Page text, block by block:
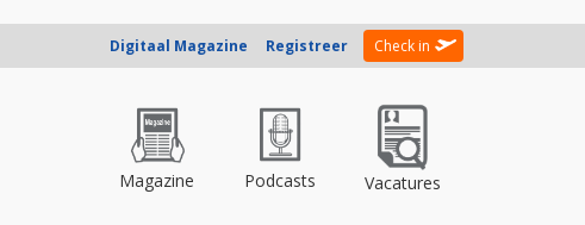
Digitaal Magazine Registreer Check in
Magazine Podcasts Vacatures